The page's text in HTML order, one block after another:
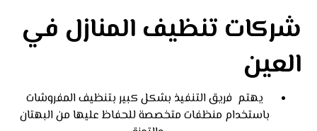
شركات تنظيف المنازل في
العين
يهتم فريق التنفيذ بشكل كبير بتنظيف المفروشات
باستخدام منظفات متخصصة للحفاظ عليها من البهتان